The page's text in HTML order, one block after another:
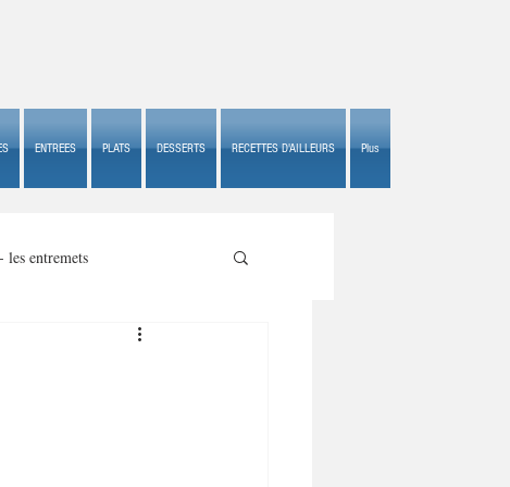
ENTREES PLATS DESSERTS RECETTES D'AILLEURS Plus
les entremets